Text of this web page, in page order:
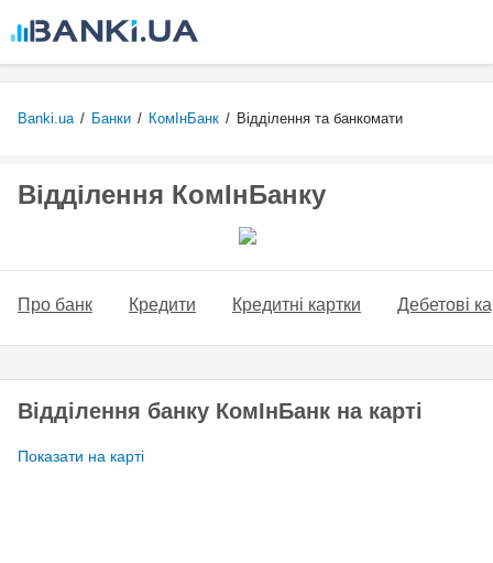
до
основного
вмісту
Banki.ua / Банки / КомІнБанк / Відділення та банкомати
Відділення КомІнБанку
Про банк Кредити Кредитні картки Дебетові
Відділення банку КомІнБанк на карті
Показати на карті